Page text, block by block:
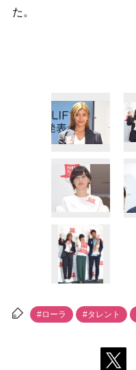
た。
#ローラ #タレント